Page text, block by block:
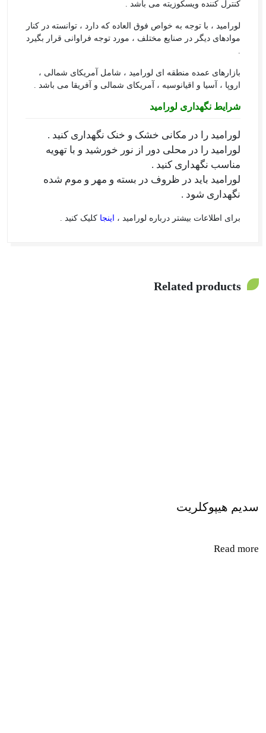
کنترل کننده ویسکوزیته می باشد .
لورامید ، با توجه به خواص فوق العاده که دارد ، توانسته در کنار
موادهای دیگر در صنایع مختلف ، مورد توجه فراوانی قرار بگیرد
بازارهای عمده منطقه ای لورامید ، شامل آمریکای شمالی ،
اروپا ، آسیا و اقیانوسیه ، آمریکای شمالی و آفریقا می باشد .
شرایط نگهداری لورامید
لورامید را در مکانی خشک و خنک نگهداری کنید .
لورامید را در محلی دور از نور خورشید و با تهویه
مناسب نگهداری کنید .
لورامید باید در ظروف در بسته و مهر و موم شده
نگهداری شود .
برای اطلاعات بیشتر درباره لورامید ، اینجا کلیک کنید .
Related products
سدیم هیپوکلریت
Read more